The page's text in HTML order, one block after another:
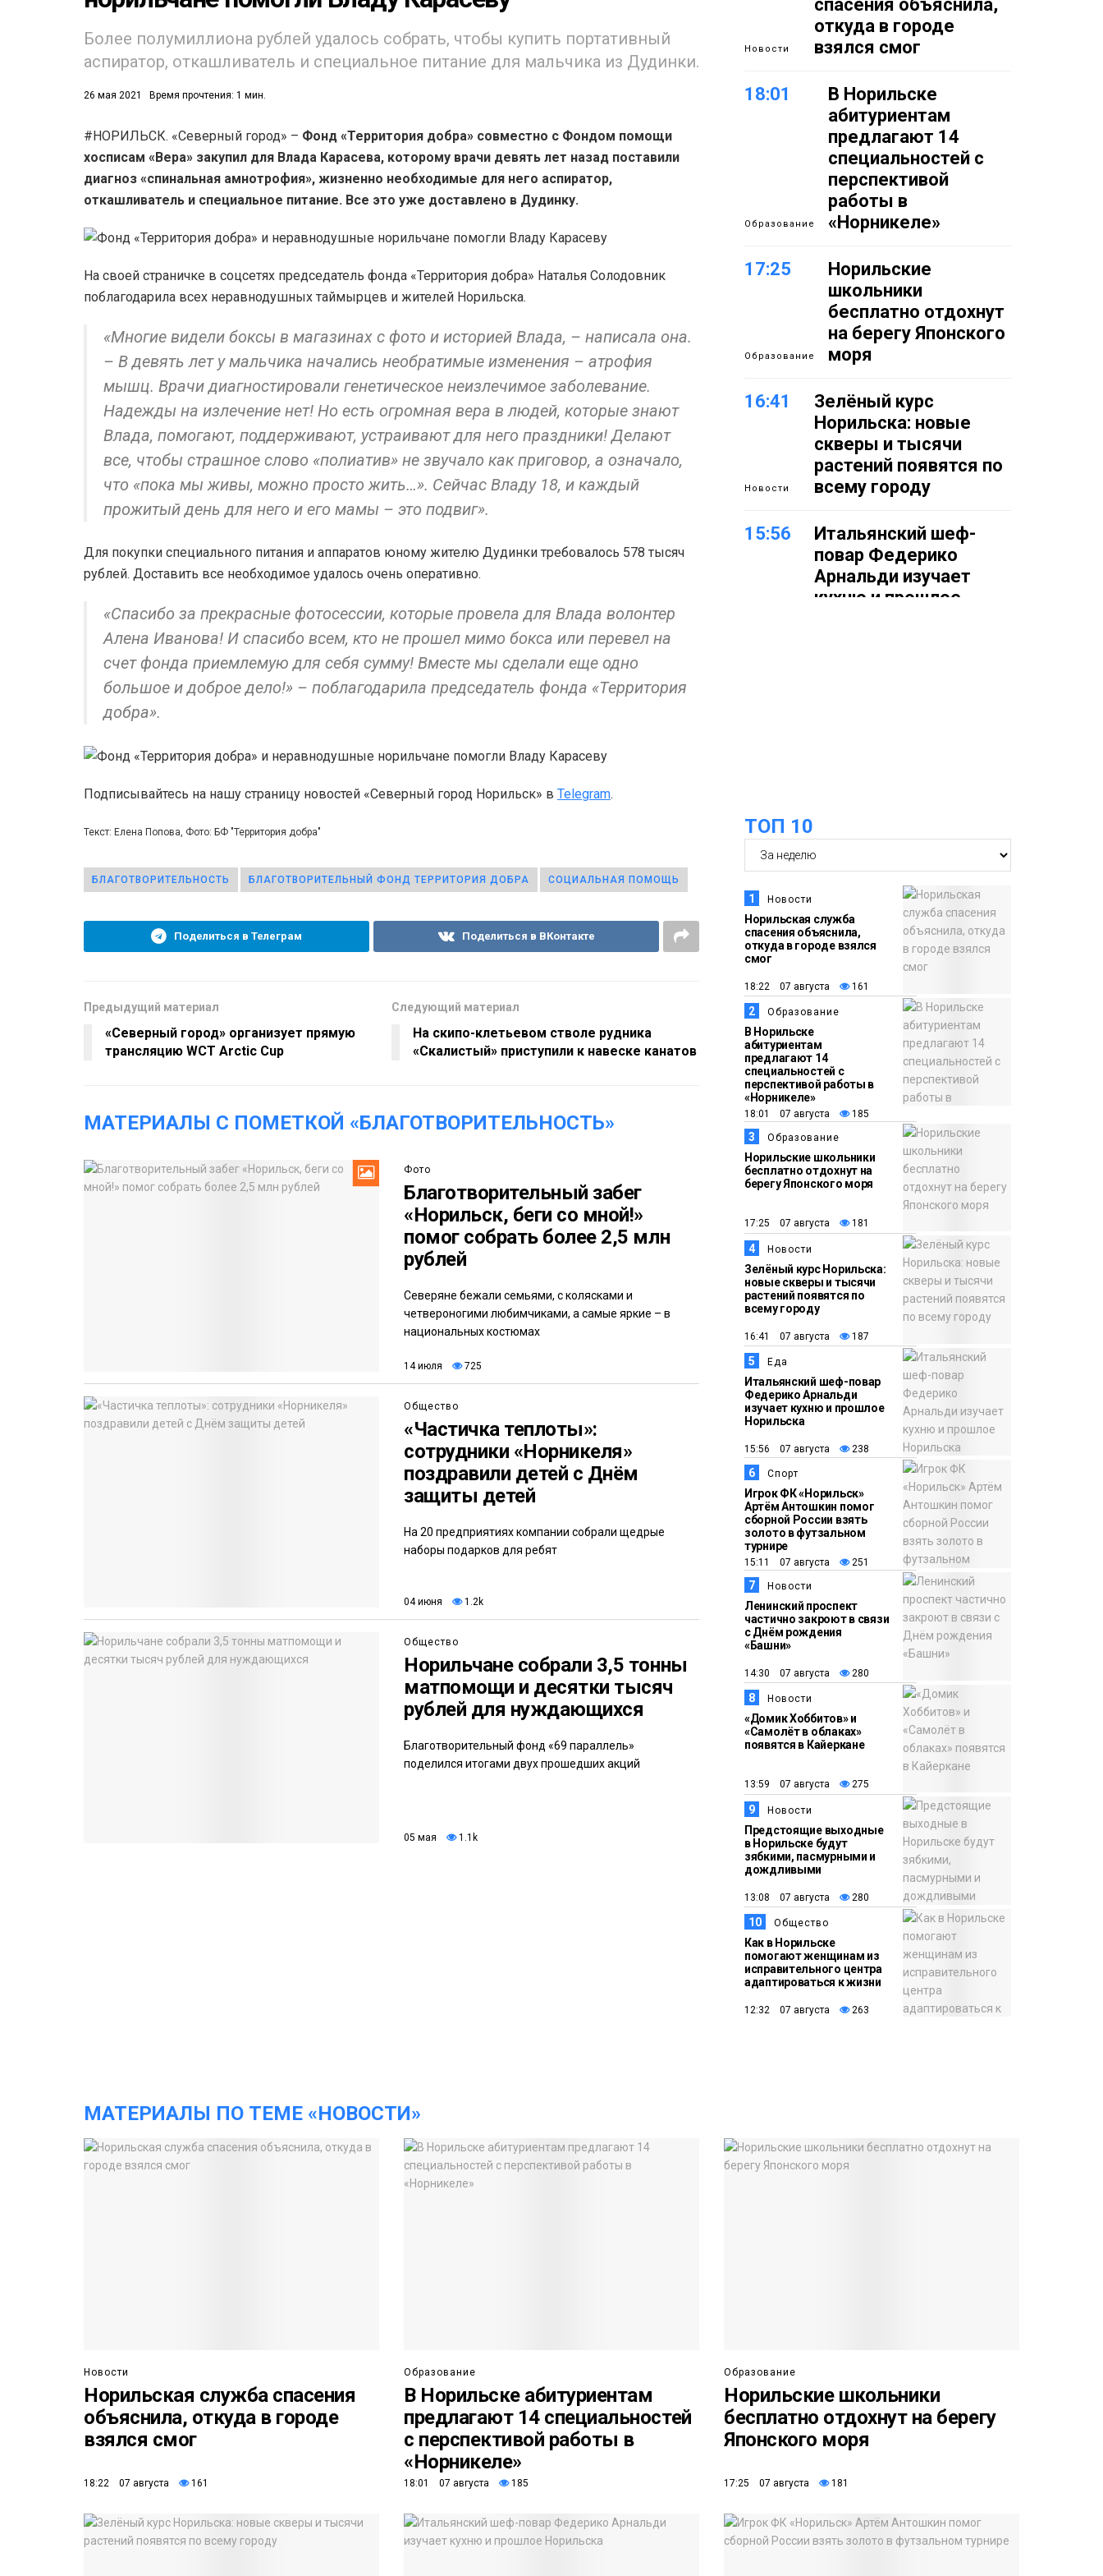
Более полумиллиона рублей удалось собрать, чтобы купить портативный
аспиратор, откашливатель и специальное питание для мальчика из Дудинки.
26 мая 2021 Время прочтения: 1 мин.
#НОРИЛЬСК. «Северный город» – Фонд «Территория добра» совместно с Фондом помощи
хосписам «Вера» закупил для Влада Карасева, которому врачи девять лет назад поставили
диагноз «спинальная амнотрофия», жизненно необходимые для него аспиратор,
откашливатель и специальное питание. Все это уже доставлено в Дудинку.
На своей страничке в соцсетях председатель фонда «Территория добра» Наталья Солодовник
поблагодарила всех неравнодушных таймырцев и жителей Норильска.
«Многие видели боксы в магазинах с фото и историей Влада, – написала она.
– В девять лет у мальчика начались необратимые изменения – атрофия
мышц. Врачи диагностировали генетическое неизлечимое заболевание.
Надежды на излечение нет! Но есть огромная вера в людей, которые знают
Влада, помогают, поддерживают, устраивают для него праздники! Делают
все, чтобы страшное слово «полиатив» не звучало как приговор, а означало,
что «пока мы живы, можно просто жить…». Сейчас Владу 18, и каждый
прожитый день для него и его мамы – это подвиг».
Для покупки специального питания и аппаратов юному жителю Дудинки требовалось 578 тысяч
рублей. Доставить все необходимое удалось очень оперативно.
«Спасибо за прекрасные фотосессии, которые провела для Влада волонтер
Алена Иванова! И спасибо всем, кто не прошел мимо бокса или перевел на
счет фонда приемлемую для себя сумму! Вместе мы сделали еще одно
большое и доброе дело!» – поблагодарила председатель фонда «Территория
добра».
Подписывайтесь на нашу страницу новостей «Северный город Норильск» в Telegram.
Текст: Елена Попова, Фото: БФ "Территория добра"
БЛАГОТВОРИТЕЛЬНОСТЬ БЛАГОТВОРИТЕЛЬНЫЙ ФОНД ТЕРРИТОРИЯ ДОБРА СОЦИАЛЬНАЯ ПОМОЩЬ
Поделиться в Телеграм Поделиться в ВКонтакте
Предыдущий материал
«Северный город» организует прямую
трансляцию WCT Arctic Cup
Следующий материал
На скипо-клетьевом стволе рудника
«Скалистый» приступили к навеске канатов
МАТЕРИАЛЫ С ПОМЕТКОЙ «БЛАГОТВОРИТЕЛЬНОСТЬ»
Фото
Благотворительный забег
«Норильск, беги со мной!»
помог собрать более 2,5 млн
рублей
Северяне бежали семьями, с колясками и
четвероногими любимчиками, а самые яркие – в
национальных костюмах
14 июля 725
Общество
«Частичка теплоты»:
сотрудники «Норникеля»
поздравили детей с Днём
защиты детей
На 20 предприятиях компании собрали щедрые
наборы подарков для ребят
04 июня 1.2k
Общество
Норильчане собрали 3,5 тонны
матпомощи и десятки тысяч
рублей для нуждающихся
Благотворительный фонд «69 параллель»
поделился итогами двух прошедших акций
05 мая 1.1k
Новости
спасения объяснила,
откуда в городе
взялся смог
18:01
Образование
В Норильске
абитуриентам
предлагают 14
специальностей с
перспективой
работы в
«Норникеле»
17:25
Образование
Норильские
школьники
бесплатно отдохнут
на берегу Японского
моря
16:41
Новости
Зелёный курс
Норильска: новые
скверы и тысячи
растений появятся по
всему городу
15:56
Итальянский шеф-
повар Федерико
Арнальди изучает
кухню и прошлое
Новости
связи с Днём
рождения «Башни»
13:59
Новости
«Домик Хоббитов» и
«Самолёт в облаках»
появятся в Кайеркане
13:08
Новости
Предстоящие
выходные в
Норильске будут
зябкими, пасмурными
и дождливыми
12:32
Общество
Как в Норильске
помогают женщинам
из исправительного
центра
адаптироваться к
жизни
ТОП 10
1 Новости
Норильская служба
спасения объяснила,
откуда в городе взялся
смог
18:22 07 августа 161
2 Образование
В Норильске
абитуриентам
предлагают 14
специальностей с
перспективой работы в
«Норникеле»
18:01 07 августа 185
3 Образование
Норильские школьники
бесплатно отдохнут на
берегу Японского моря
17:25 07 августа 181
4 Новости
Зелёный курс Норильска:
новые скверы и тысячи
растений появятся по
всему городу
16:41 07 августа 187
5 Еда
Итальянский шеф-повар
Федерико Арнальди
изучает кухню и прошлое
Норильска
15:56 07 августа 238
6 Спорт
Игрок ФК «Норильск»
Артём Антошкин помог
сборной России взять
золото в футзальном
турнире
15:11 07 августа 251
7 Новости
Ленинский проспект
частично закроют в связи
с Днём рождения
«Башни»
14:30 07 августа 280
8 Новости
«Домик Хоббитов» и
«Самолёт в облаках»
появятся в Кайеркане
13:59 07 августа 275
9 Новости
Предстоящие выходные
в Норильске будут
зябкими, пасмурными и
дождливыми
13:08 07 августа 280
10 Общество
Как в Норильске
помогают женщинам из
исправительного центра
адаптироваться к жизни
12:32 07 августа 263
МАТЕРИАЛЫ ПО ТЕМЕ «НОВОСТИ»
Новости
Норильская служба спасения
объяснила, откуда в городе
взялся смог
18:22 07 августа 161
Образование
В Норильске абитуриентам
предлагают 14 специальностей
с перспективой работы в
«Норникеле»
18:01 07 августа 185
Образование
Норильские школьники
бесплатно отдохнут на берегу
Японского моря
17:25 07 августа 181